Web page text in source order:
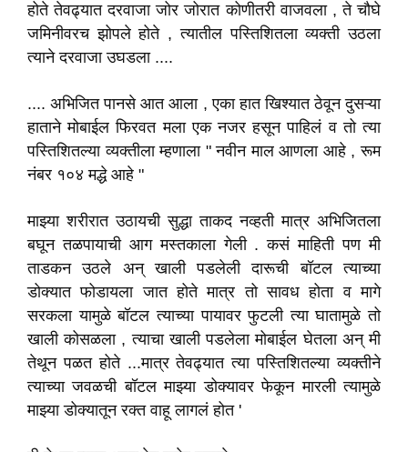
होते तेवढ्यात दरवाजा जोर जोरात कोणीतरी वाजवला , ते चौघे
जमिनीवरच झोपले होते , त्यातील पस्तिशितला व्यक्ती उठला
त्याने दरवाजा उघडला ....
.... अभिजित पानसे आत आला , एका हात खिश्यात ठेवून दुसऱ्या
हाताने मोबाईल फिरवत मला एक नजर हसून पाहिलं व तो त्या
पस्तिशितल्या व्यक्तीला म्हणाला " नवीन माल आणला आहे , रूम
नंबर १०४ मद्धे आहे "
माझ्या शरीरात उठायची सुद्धा ताकद नव्हती मात्र अभिजितला
बघून तळपायाची आग मस्तकाला गेली . कसं माहिती पण मी
ताडकन उठले अन् खाली पडलेली दारूची बॉटल त्याच्या
डोक्यात फोडायला जात होते मात्र तो सावध होता व मागे
सरकला यामुळे बॉटल त्याच्या पायावर फुटली त्या घातामुळे तो
खाली कोसळला , त्याचा खाली पडलेला मोबाईल घेतला अन् मी
तेथून पळत होते ...मात्र तेवढ्यात त्या पस्तिशितल्या व्यक्तीने
त्याच्या जवळची बॉटल माझ्या डोक्यावर फेकून मारली त्यामुळे
माझ्या डोक्यातून रक्त वाहू लागलं होत '